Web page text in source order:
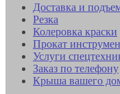
Доставка и
Резка
Колеровка краски
Прокат
Услуги
Заказ по телефону
Крыша вашего